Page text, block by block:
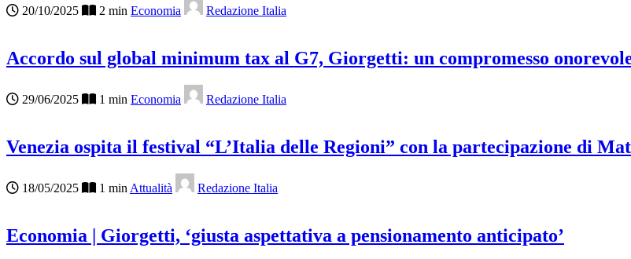
20/10/2025 2 min Economia Redazione Italia
Accordo sul global minimum tax al G7, Giorgetti: un compromesso
29/06/2025 1 min Economia Redazione Italia
Venezia ospita il festival “L’Italia delle Regioni” con la partecipazione di
18/05/2025 1 min Attualità Redazione Italia
Economia | Giorgetti, ‘giusta aspettativa a pensionamento anticipato’